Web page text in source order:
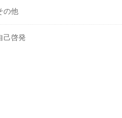
の他
己啓発